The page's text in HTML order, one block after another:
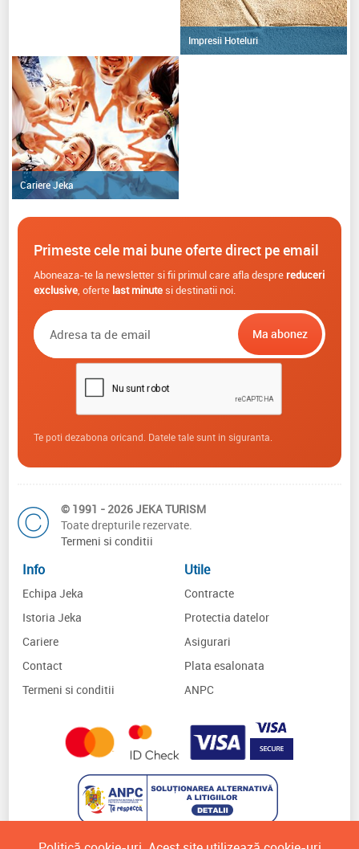
Impresii Hoteluri
Cariere Jeka
Primeste cele mai bune oferte direct pe email
Aboneaza-te la newsletter si fii primul care afla despre reduceri
exclusive, oferte last minutesi destinatii noi.
Te poti dezabona oricand. Datele tale sunt in siguranta.
© 1991 - 2026 JEKA TURISM
Toate drepturile rezervate.
Termeni si conditii
Info
Echipa Jeka
Istoria Jeka
Cariere
Contact
Termeni si conditii
Utile
Contracte
Protectia datelor
Asigurari
Plata esalonata
ANPC